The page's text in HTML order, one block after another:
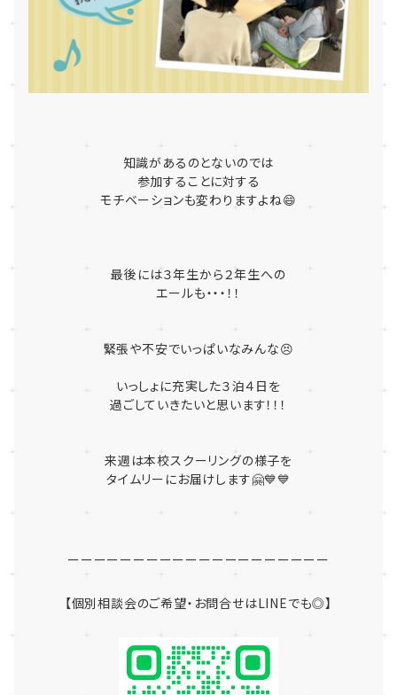
知識があるのとないのでは
参加することに対する
モチベーションも変わりますよね😄
最後には３年生から２年生への
エールも・・・！！
緊張や不安でいっぱいなみんな😣
いっしょに充実した３泊４日を
過ごしていきたいと思います！！！
来週は本校スクーリングの様子を
タイムリーにお届けします🤗💙💙
ーーーーーーーーーーーーーーーーーーーー
【個別相談会のご希望・お問合せはLINEでも◎】